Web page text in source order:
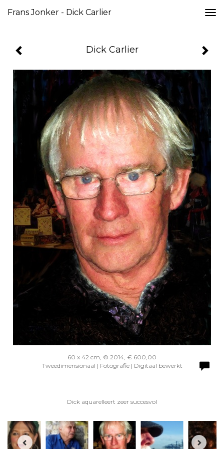
Frans Jonker - Dick Carlier
Dick Carlier
60 x 42 cm, © 2014, € 600,00
Tweedimensionaal | Fotografie | Digitaal bewerkt
Dick aquarelleert zeer succesvol